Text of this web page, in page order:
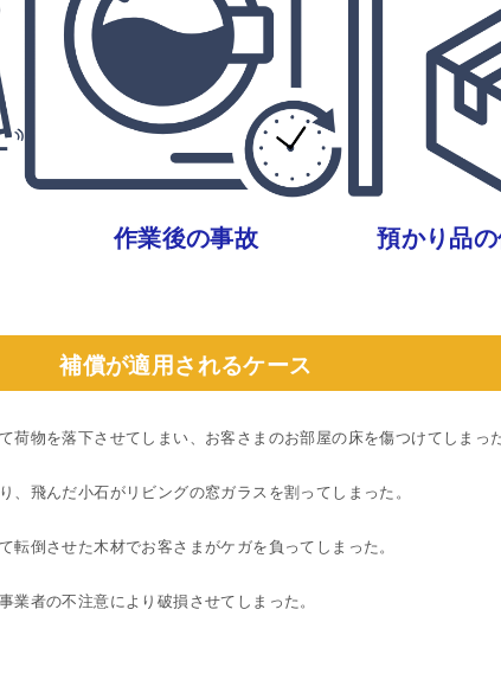
作業後の事故 預かり品
補償が適用されるケース
荷物を落下させてしまい、お客さまのお部屋の床を傷つけてしまった
、飛んだ小石がリビングの窓ガラスを割ってしまった。
転倒させた木材でお客さまがケガを負ってしまった。
業者の不注意により破損させてしまった。